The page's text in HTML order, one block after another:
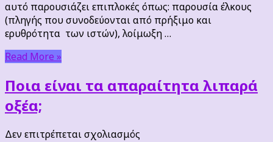
αυτό παρουσιάζει επιπλοκές όπως: παρουσία έλκους
(πληγής που συνοδεύονται από πρήξιμο και
ερυθρότητα των ιστών), λοίμωξη …
Read More »
Ποια είναι τα απαραίτητα λιπαρά
οξέα;
Δεν επιτρέπεται σχολιασμός